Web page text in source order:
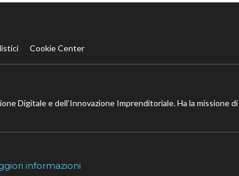
Cookie Center
Digitale e dell’Innovazione Imprenditoriale. Ha la missione
informazioni